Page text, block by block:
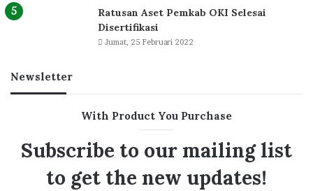
Ratusan Aset Pemkab OKI Selesai
Disertifikasi
Jumat, 25 Februari 2022
Newsletter
With Product You Purchase
Subscribe to our mailing list
to get the new updates!